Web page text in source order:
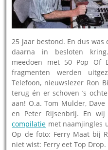
25 jaar bestond. En dus
daarna in besloten
meedoen met 50 Pop Of
fragmenten werden
Telefoon, nieuwslezer Ron
terug én er schoven ’s
aan! O.a. Tom Mulder,
en Peter Rijsenbrij. En wij
compilatie met naamjingles
Op de foto: Ferry Maat bij
niet wist: Ferry eet Top Drop.